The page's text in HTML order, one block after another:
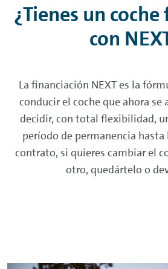
¿Tienes un
con
La financiación NEXTes la
conducir el coche que ahora se
decidir, con total flexibilidad,
período de permanencia
contrato, si quieres cambiar el
otro, quedártelo o